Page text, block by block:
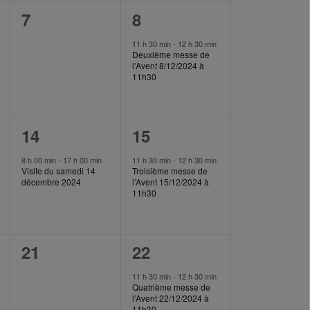
0
7
1
event,
8
11 h 30 min- 12 h 30 min
Deuxième messe de
l’Avent 8/12/2024 à
11h30
1
event,
14
8 h 00 min- 17 h 00 min
Visite du samedi 14
décembre 2024
1
event,
15
11 h 30 min- 12 h 30 min
Troisième messe de
l’Avent 15/12/2024 à
11h30
0
21
1
event,
22
11 h 30 min- 12 h 30 min
Quatrième messe de
l’Avent 22/12/2024 à